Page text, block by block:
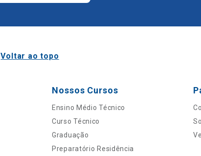
Voltar ao topo
Nossos Cursos
Ensino Médio Técnico
Curso Técnico
Graduação
Preparatório Residência